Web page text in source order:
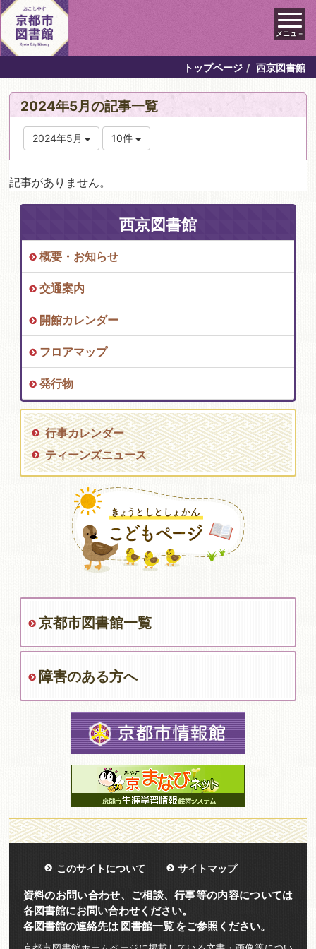
メニュ－
トップページ 西京図書館
2024年5月の記事一覧
2024年5月 10件
記事がありません。
西京図書館
概要・お知らせ
交通案内
開館カレンダー
フロアマップ
発行物
行事カレンダー
ティーンズニュース
京都市図書館一覧
障害のある方へ
このサイトについて サイトマップ
資料のお問い合わせ、ご相談、行事等の内容については
各図書館にお問い合わせください。
各図書館の連絡先は 図書館一覧をご参照ください。